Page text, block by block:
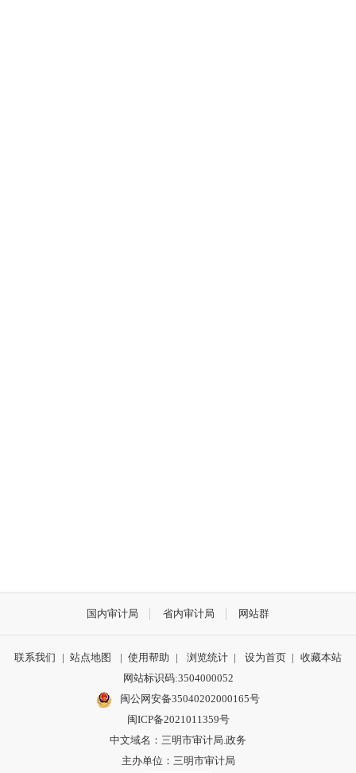
国内审计局 省内审计局 网站群
联系我们 | 站点地图 | 使用帮助 | 浏览统计 | 设为首页 | 收藏本站
网站标识码:3504000052
闽公网安备35040202000165号
闽ICP备2021011359号
中文域名：三明市审计局.政务
主办单位：三明市审计局